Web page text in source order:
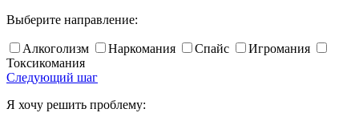
Выберите направление:
Алкоголизм Наркомания Спайс
Игромания
Токсикомания
Следующий шаг
Я хочу решить проблему: